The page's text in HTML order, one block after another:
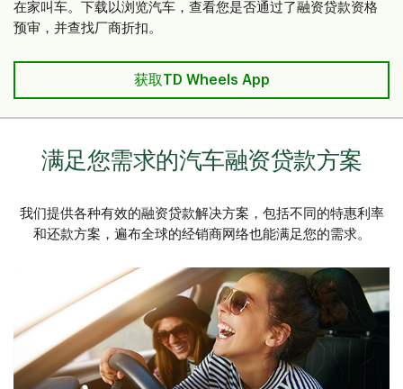
在家叫车。下载以浏览汽车，查看您是否通过了融资贷款资格
预审，并查找厂商折扣。
获取TD Wheels App
满足您需求的汽车融资贷款方案
我们提供各种有效的融资贷款解决方案，包括不同的特惠利率
和还款方案，遍布全球的经销商网络也能满足您的需求。